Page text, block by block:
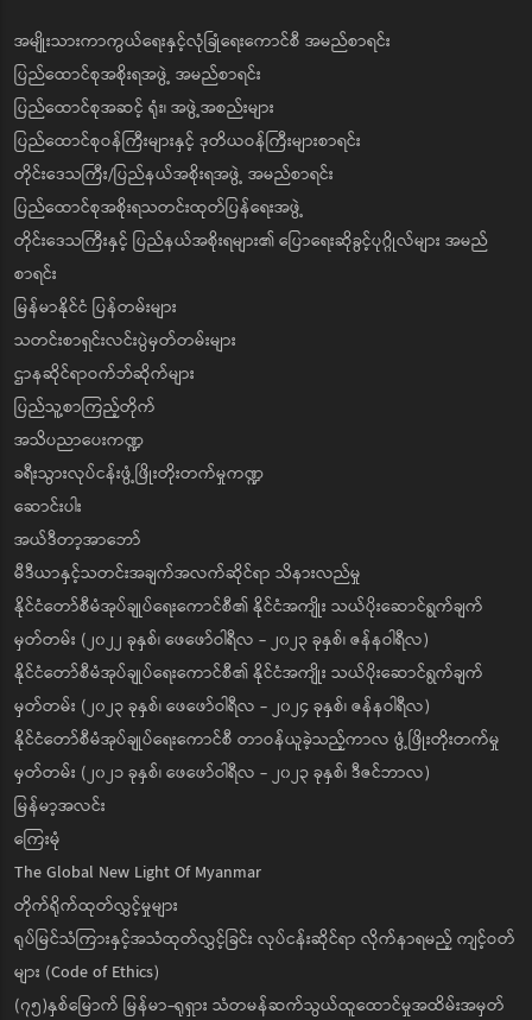
အမျိုးသားကာကွယ်ရေးနှင့်လုံခြုံရေးကောင်စီ အမည်စာရင်း
ပြည်ထောင်စုအစိုးရအဖွဲ့ အမည်စာရင်း
ပြည်ထောင်စုအဆင့် ရုံး၊ အဖွဲ့အစည်းများ
ပြည်ထောင်စုဝန်ကြီးများနှင့် ဒုတိယဝန်ကြီးများစာရင်း
တိုင်းဒေသကြီး/ပြည်နယ်အစိုးရအဖွဲ့ အမည်စာရင်း
ပြည်ထောင်စုအစိုးရသတင်းထုတ်ပြန်ရေးအဖွဲ့
တိုင်းဒေသကြီးနှင့် ပြည်နယ်အစိုးရများ၏ ပြောရေးဆိုခွင့်ပုဂ္ဂိုလ်များ အမည်
စာရင်း
မြန်မာနိုင်ငံ ပြန်တမ်းများ
သတင်းစာရှင်းလင်းပွဲမှတ်တမ်းများ
ဌာနဆိုင်ရာဝက်ဘ်ဆိုက်များ
ပြည်သူ့စာကြည့်တိုက်
အသိပညာပေးကဏ္ဍ
ခရီးသွားလုပ်ငန်းဖွံ့ဖြိုးတိုးတက်မှုကဏ္ဍ
ဆောင်းပါး
အယ်ဒီတာ့အာဘော်
မီဒီယာနှင့်သတင်းအချက်အလက်ဆိုင်ရာ သိနားလည်မှု
နိုင်ငံတော်စီမံအုပ်ချုပ်ရေးကောင်စီ၏ နိုင်ငံအကျိုး သယ်ပိုးဆောင်ရွက်ချက်
မှတ်တမ်း (၂၀၂၂ ခုနှစ်၊ ဖေဖော်ဝါရီလ - ၂၀၂၃ ခုနှစ်၊ ဇန်နဝါရီလ)
နိုင်ငံတော်စီမံအုပ်ချုပ်ရေးကောင်စီ၏ နိုင်ငံအကျိုး သယ်ပိုးဆောင်ရွက်ချက်
မှတ်တမ်း (၂၀၂၃ ခုနှစ်၊ ဖေဖော်ဝါရီလ - ၂၀၂၄ ခုနှစ်၊ ဇန်နဝါရီလ)
နိုင်ငံတော်စီမံအုပ်ချုပ်ရေးကောင်စီ တာဝန်ယူခဲ့သည့်ကာလ ဖွံ့ဖြိုးတိုးတက်မှု
မှတ်တမ်း (၂၀၂၁ ခုနှစ်၊ ဖေဖော်ဝါရီလ - ၂၀၂၃ ခုနှစ်၊ ဒီဇင်ဘာလ)
မြန်မာ့အလင်း
ကြေးမုံ
The Global New Light Of Myanmar
တိုက်ရိုက်ထုတ်လွှင့်မှုများ
ရုပ်မြင်သံကြားနှင့်အသံထုတ်လွှင့်ခြင်း လုပ်ငန်းဆိုင်ရာ လိုက်နာရမည့် ကျင့်ဝတ်
များ (Code of Ethics)
(၇၅)နှစ်မြောက် မြန်မာ-ရုရှား သံတမန်ဆက်သွယ်ထူထောင်မှုအထိမ်းအမှတ်